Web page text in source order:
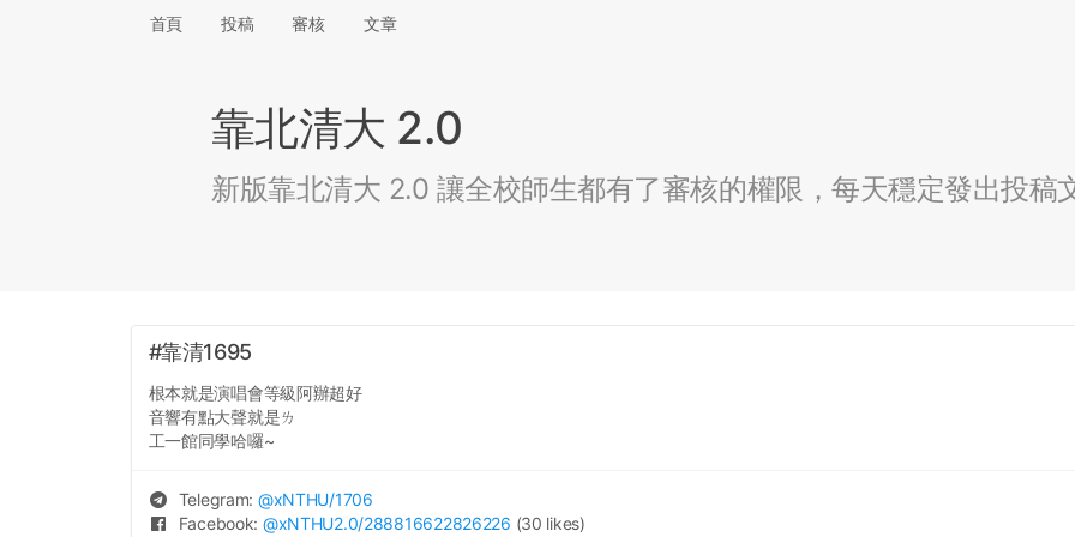
首頁 投稿 審核 文章
靠北清大 2.0
新版靠北清大 2.0 讓全校師生都有了審核的權限，每天穩定發出投稿
#靠清1695
根本就是演唱會等級阿辦超好
音響有點大聲就是ㄌ
工一館同學哈囉~
Telegram: @xNTHU/1706
Facebook: @xNTHU2.0/288816622826226 (30 likes)